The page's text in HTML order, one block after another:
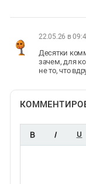
22.05.26 в
Десятки
зачем, для
не то, что